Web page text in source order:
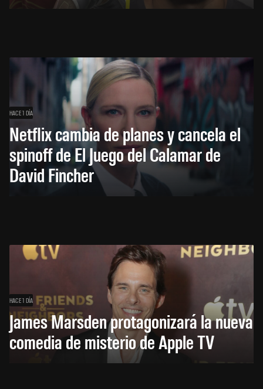
HACE 1 DÍA
Netflix cambia de planes y cancela el
spinoff de El Juego del Calamar de
David Fincher
HACE 1 DÍA
James Marsden protagonizará la nueva
comedia de misterio de Apple TV